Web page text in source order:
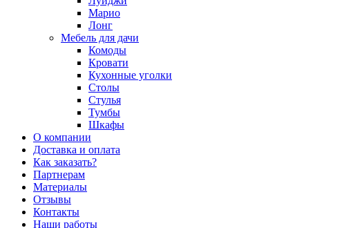
Марио
Лонг
Мебель для дачи
Комоды
Кровати
Кухонные уголки
Столы
Стулья
Тумбы
Шкафы
О компании
Доставка и оплата
Как заказать?
Партнерам
Материалы
Отзывы
Контакты
Наши работы